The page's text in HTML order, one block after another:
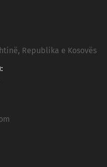
Republika e Kosovës